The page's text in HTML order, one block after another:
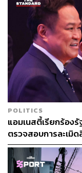
ทั้งนี้ สหราชอาณา
นโยบายการแบนโซ
เป็นประเทศแรกใน
ช่วงต้นปี 2026 โดย
แพลตฟอร์มสำคัญ
การแบนครั้งนี้เกิดขึ้
เยาวชนกำลังเผชิ
เช่น การกลั่นแกล้งบ
ถึงเนื้อหาอันตราย
ลฯ ยังออกแบบมาใ
เนื้อหาที่สนใจ หรือ
POLITICS
แอมเนสตี้เรียกร้องรั
ตรวจสอบการละเมิ